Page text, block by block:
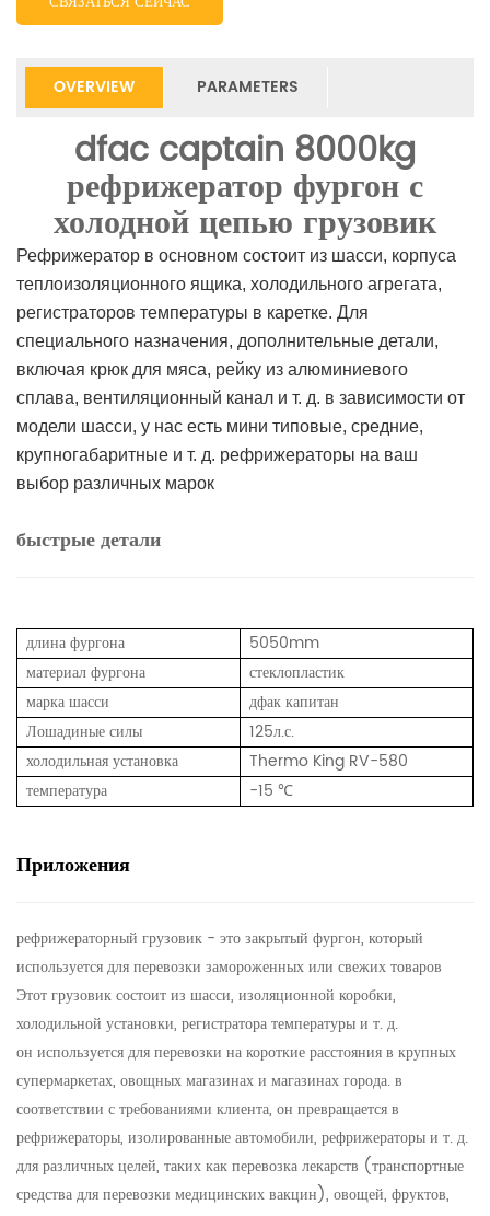
OVERVIEW PARAMETERS
dfac captain 8000kg
рефрижератор фургон с
холодной цепью грузовик
Рефрижератор в основном состоит из шасси, корпуса
теплоизоляционного ящика, холодильного агрегата,
регистраторов температуры в каретке. Для
специального назначения, дополнительные детали,
включая крюк для мяса, рейку из алюминиевого
сплава, вентиляционный канал и т. д. в зависимости от
модели шасси, у нас есть мини типовые, средние,
крупногабаритные и т. д. рефрижераторы на ваш
выбор различных марок
быстрые детали
длина фургона
5050mm
материал фургона
стеклопластик
марка шасси
дфак капитан
Лошадиные силы
125л.с.
холодильная установка
Thermo King RV-580
температура
-15 ℃
Приложения
рефрижераторный грузовик - это закрытый фургон, который
используется для перевозки замороженных или свежих товаров
Этот грузовик состоит из шасси, изоляционной коробки,
холодильной установки, регистратора температуры и т. д.
он используется для перевозки на короткие расстояния в крупных
супермаркетах, овощных магазинах и магазинах города. в
соответствии с требованиями клиента, он превращается в
рефрижераторы, изолированные автомобили, рефрижераторы и т. д.
для различных целей, таких как перевозка лекарств (транспортные
средства для перевозки медицинских вакцин), овощей, фруктов,